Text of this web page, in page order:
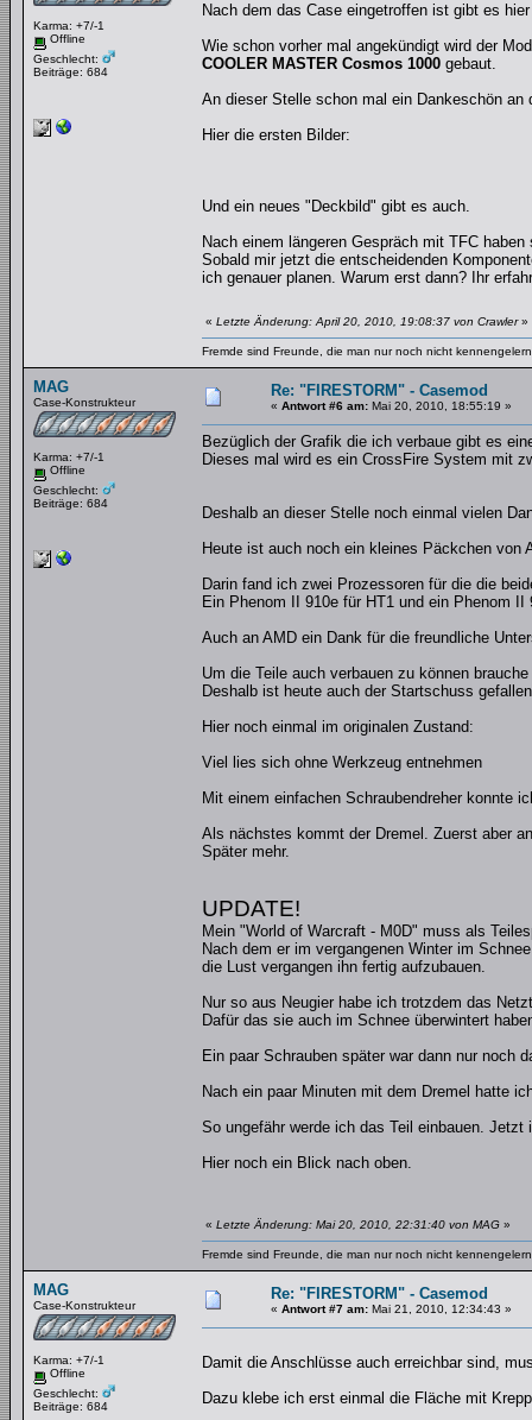
Karma: +7/-1
Offline
Geschlecht:
Beiträge: 684
Nach dem das Case eingetroffen ist gibt es
Wie schon vorher mal angekündigt wird der
COOLER MASTER Cosmos 1000 gebaut.
An dieser Stelle schon mal ein Dankeschön an
Hier die ersten Bilder:
Und ein neues "Deckbild" gibt es auch.
Nach einem längeren Gespräch mit TFC
Sobald mir jetzt die entscheidenden
ich genauer planen. Warum erst dann? Ihr
« Letzte Änderung: April 20, 2010, 19:08:37 von Crawler»
Fremde sind Freunde, die man nur noch nicht
MAG
Case-Konstrukteur
Karma: +7/-1
Offline
Geschlecht:
Beiträge: 684
Re: "FIRESTORM" - Casemod
« Antwort #6 am: Mai 20, 2010, 18:55:19 »
Bezüglich der Grafik die ich verbaue gibt es
Dieses mal wird es ein CrossFire System mit
Deshalb an dieser Stelle noch einmal vielen
Heute ist auch noch ein kleines Päckchen von
Darin fand ich zwei Prozessoren für die die
Ein Phenom II 910e für HT1 und ein Phenom
Auch an AMD ein Dank für die freundliche
Um die Teile auch verbauen zu können
Deshalb ist heute auch der Startschuss
Hier noch einmal im originalen Zustand:
Viel lies sich ohne Werkzeug entnehmen
Mit einem einfachen Schraubendreher konnte
Als nächstes kommt der Dremel. Zuerst aber
Später mehr.
UPDATE!
Mein "World of Warcraft - M0D" muss als
Nach dem er im vergangenen Winter im
die Lust vergangen ihn fertig aufzubauen.
Nur so aus Neugier habe ich trotzdem das
Dafür das sie auch im Schnee überwintert
Ein paar Schrauben später war dann nur noch
Nach ein paar Minuten mit dem Dremel hatte
So ungefähr werde ich das Teil einbauen.
Hier noch ein Blick nach oben.
« Letzte Änderung: Mai 20, 2010, 22:31:40 von MAG »
Fremde sind Freunde, die man nur noch nicht
MAG
Case-Konstrukteur
Karma: +7/-1
Offline
Geschlecht:
Beiträge: 684
Re: "FIRESTORM" - Casemod
« Antwort #7 am: Mai 21, 2010, 12:34:43 »
Damit die Anschlüsse auch erreichbar sind,
Dazu klebe ich erst einmal die Fläche mit